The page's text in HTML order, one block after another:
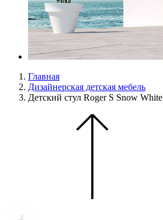
Главная
Дизайнерская детская мебель
Детский стул Roger S Snow White